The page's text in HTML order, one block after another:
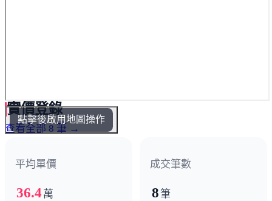
點擊後啟用地圖操作
實價登錄
查看全部 8 筆 →
平均單價
36.4 萬
成交筆數
8筆